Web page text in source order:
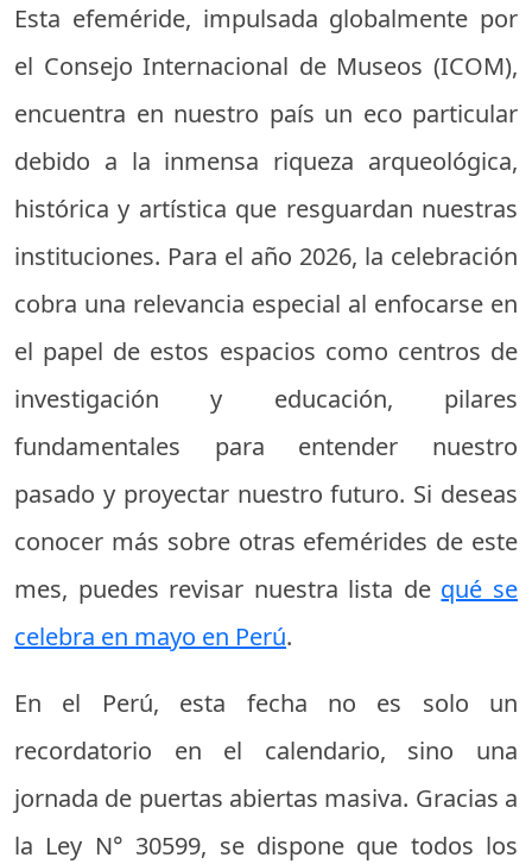
Esta efeméride, impulsada globalmente por
el Consejo Internacional de Museos (ICOM),
encuentra en nuestro país un eco particular
debido a la inmensa riqueza arqueológica,
histórica y artística que resguardan nuestras
instituciones. Para el año 2026, la celebración
cobra una relevancia especial al enfocarse en
el papel de estos espacios como centros de
investigación y educación, pilares
fundamentales para entender nuestro
pasado y proyectar nuestro futuro. Si deseas
conocer más sobre otras efemérides de este
mes, puedes revisar nuestra lista de qué se
celebra en mayo en Perú.
En el Perú, esta fecha no es solo un
recordatorio en el calendario, sino una
jornada de puertas abiertas masiva. Gracias a
la Ley N° 30599, se dispone que todos los